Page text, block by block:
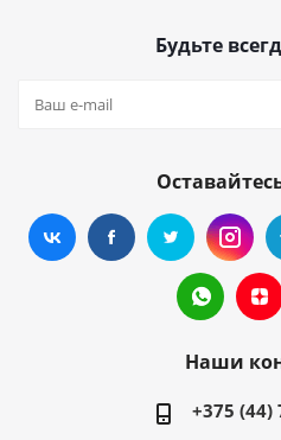
Будьте
Наши
+375 (44)